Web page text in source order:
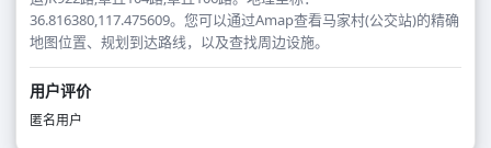
36.816380,117.475609。您可以通过Amap查看马家村(公交站)的精确
地图位置、规划到达路线，以及查找周边设施。
用户评价
匿名用户